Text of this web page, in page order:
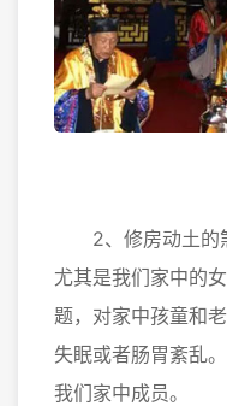
2、修房动土的煞
尤其是我们家中的
题，对家中孩童和
失眠或者肠胃紊乱
我们家中成员。